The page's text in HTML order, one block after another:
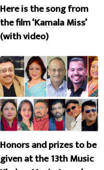
Here is the song from
the film ‘Kamala Miss’
(with video)
Honors and prizes to be
given at the 13th Music